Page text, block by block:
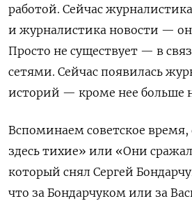
работой. Сейчас
и журналистика новости —
Просто не существует — в
сетями. Сейчас появилась
историй — кроме нее больше
Вспоминаем советское
здесь тихие» или «Они
который снял Сергей
что за Бондарчуком или за